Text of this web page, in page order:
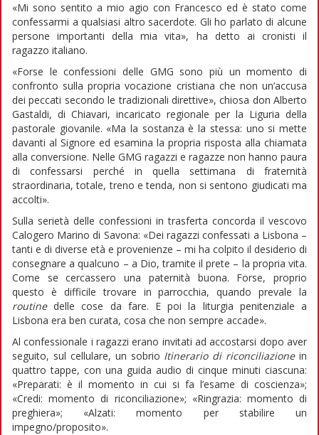
«Mi sono sentito a mio agio con Francesco ed è stato come
confessarmi a qualsiasi altro sacerdote. Gli ho parlato di alcune
persone importanti della mia vita», ha detto ai cronisti il
ragazzo italiano.
«Forse le confessioni delle GMG sono più un momento di
confronto sulla propria vocazione cristiana che non un’accusa
dei peccati secondo le tradizionali direttive», chiosa don Alberto
Gastaldi, di Chiavari, incaricato regionale per la Liguria della
pastorale giovanile. «Ma la sostanza è la stessa: uno si mette
davanti al Signore ed esamina la propria risposta alla chiamata
alla conversione. Nelle GMG ragazzi e ragazze non hanno paura
di confessarsi perché in quella settimana di fraternità
straordinaria, totale, treno e tenda, non si sentono giudicati ma
accolti».
Sulla serietà delle confessioni in trasferta concorda il vescovo
Calogero Marino di Savona: «Dei ragazzi confessati a Lisbona –
tanti e di diverse età e provenienze – mi ha colpito il desiderio di
consegnare a qualcuno – a Dio, tramite il prete – la propria vita.
Come se cercassero una paternità buona. Forse, proprio
questo è difficile trovare in parrocchia, quando prevale la
routinedelle cose da fare. E poi la liturgia penitenziale a
Lisbona era ben curata, cosa che non sempre accade».
Al confessionale i ragazzi erano invitati ad accostarsi dopo aver
seguito, sul cellulare, un sobrio Itinerario di riconciliazionein
quattro tappe, con una guida audio di cinque minuti ciascuna:
«Preparati: è il momento in cui si fa l’esame di coscienza»;
«Credi: momento di riconciliazione»; «Ringrazia: momento di
preghiera»; «Alzati: momento per stabilire un
impegno/proposito».